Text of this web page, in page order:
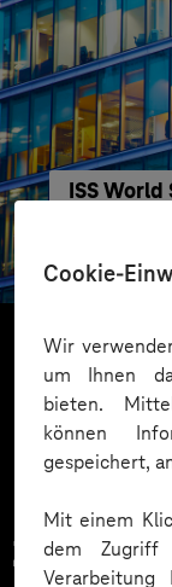
Cookie-
Wir
um Ihnen
bieten.
können
gespeichert,
Mit einem
dem
Verarbeitung
ISS World
checken